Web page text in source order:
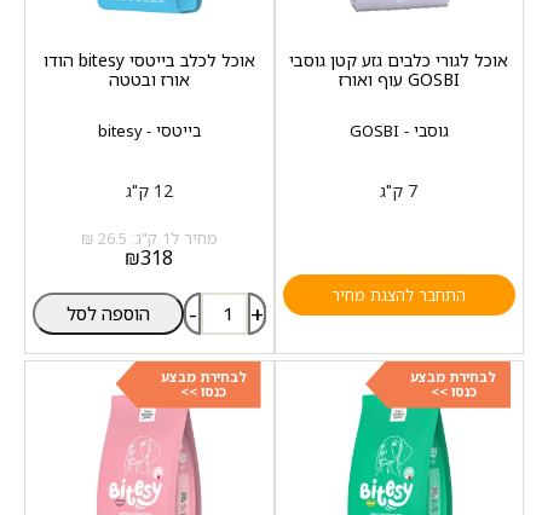
גוסבי - GOSBI
אוכל לגורי כלבים גזע קטן גוסבי
GOSBI עוף ואורז
7 ק"ג
התחבר להצגת מחיר
בייטסי - bitesy
אוכל לכלב בייטסי bitesy הודו
אורז ובטטה
12 ק"ג
מחיר ל1 ק"ג: 26.5 ₪
₪318
- + הוספה לסל
לבחירת מבצע
כנסו >>
לבחירת מבצע
כנסו >>